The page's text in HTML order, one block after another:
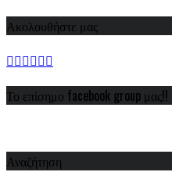
Ακολουθήστε μας
Το επίσημο facebook group μας!!
Αναζήτηση